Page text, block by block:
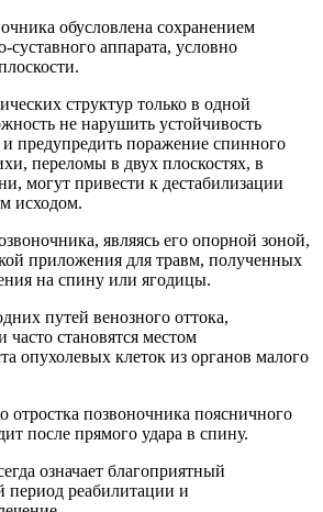
обусловлена сохранением
суставного аппарата, условно
структур только в одной
не нарушить устойчивость
и предупредить поражение спинного
переломы в двух плоскостях, в
могут привести к дестабилизации
исходом.
являясь его опорной зоной,
приложения для травм, полученных
на спину или ягодицы.
путей венозного оттока,
становятся местом
опухолевых клеток из органов малого
отростка позвоночника поясничного
после прямого удара в спину.
означает благоприятный
период реабилитации и